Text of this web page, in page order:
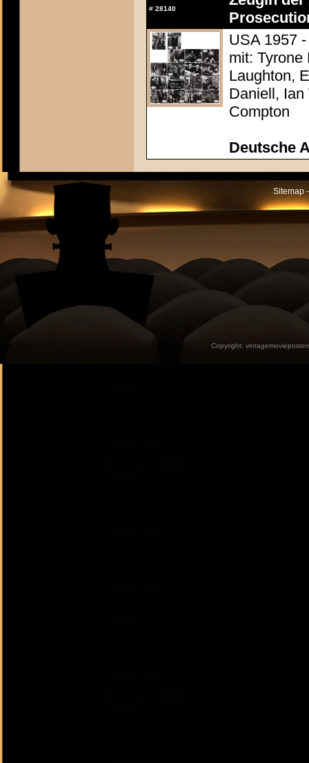
# 28140
USA 1957
mit: Tyrone
Laughton,
Daniell, Ian
Compton
Deutsche
Sitemap
Copyright: